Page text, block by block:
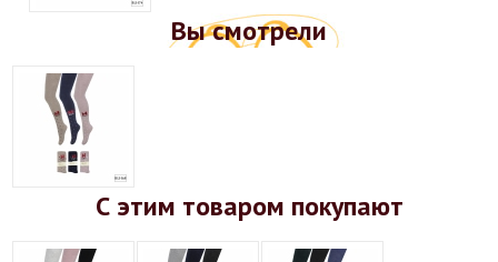
Вы смотрели
С этим товаром покупают